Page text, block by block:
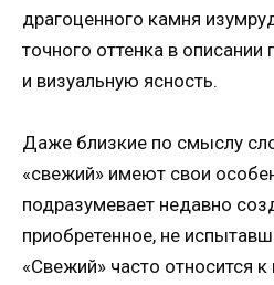
драгоценного камня
точного оттенка в описании
и визуальную ясность.
Даже близкие по смыслу
«свежий» имеют свои
подразумевает недавно
приобретенное, не
«Свежий» часто относится